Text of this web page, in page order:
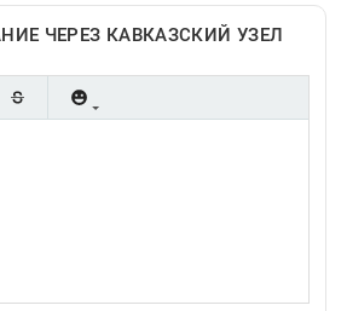
ЧЕРЕЗ КАВКАЗСКИЙ УЗЕЛ